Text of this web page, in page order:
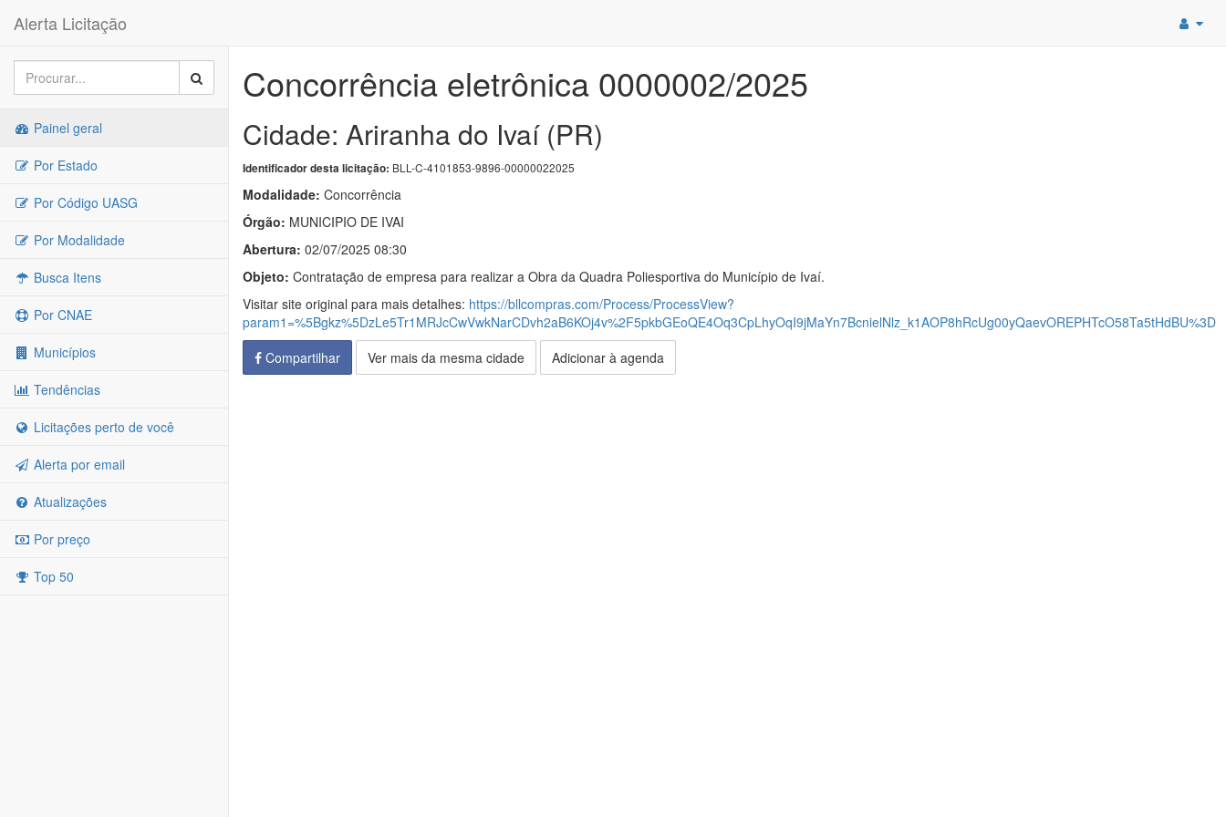
Alerta Licitação
Painel geral
Por Estado
Por Código UASG
Por Modalidade
Busca Itens
Por CNAE
Municípios
Tendências
Licitações perto de você
Alerta por email
Atualizações
Por preço
Top 50
Concorrência eletrônica 0000002/2025
Cidade: Ariranha do Ivaí (PR)
Identificador desta licitação: BLL-C-4101853-9896-00000022025
Modalidade: Concorrência
Órgão: MUNICIPIO DE IVAI
Abertura: 02/07/2025 08:30
Objeto: Contratação de empresa para realizar a Obra da Quadra Poliesportiva do Município de Ivaí.
Visitar site original para mais detalhes: https://bllcompras.com/Process/ProcessView?
param1=%5Bgkz%5DzLe5Tr1MRJcCwVwkNarCDvh2aB6KOj4v%2F5pkbGEoQE4Oq3CpLhyOqI9jMaYn7BcnielNlz_k1AOP8hRcUg00yQaevOREPHTcO58Ta5tHdBU%3D
Compartilhar
Ver mais da mesma cidade Adicionar à agenda